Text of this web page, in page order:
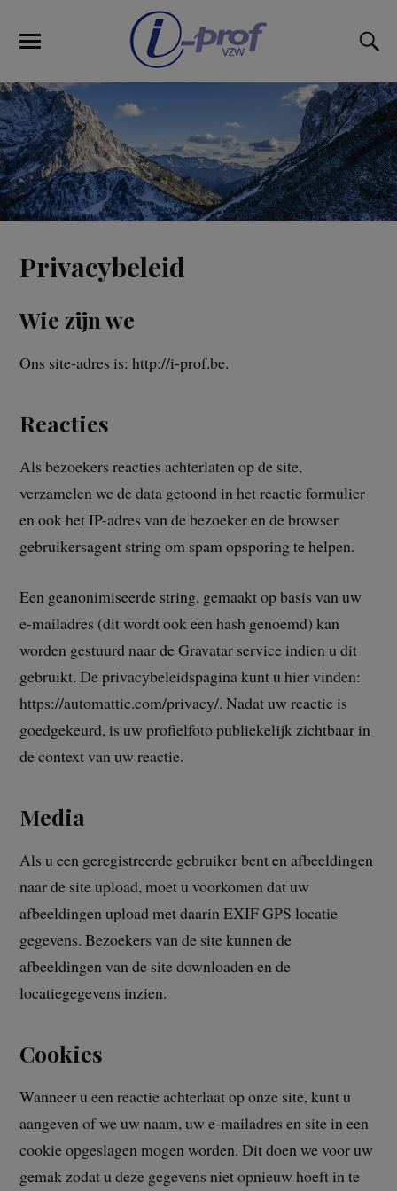
Privacybeleid
Wie zijn we
Ons site-adres is: http://i-prof.be.
Reacties
Als bezoekers reacties achterlaten op de site,
verzamelen we de data getoond in het reactie formulier
en ook het IP-adres van de bezoeker en de browser
gebruikersagent string om spam opsporing te helpen.
Een geanonimiseerde string, gemaakt op basis van uw
e-mailadres (dit wordt ook een hash genoemd) kan
worden gestuurd naar de Gravatar service indien u dit
gebruikt. De privacybeleidspagina kunt u hier vinden:
https://automattic.com/privacy/. Nadat uw reactie is
goedgekeurd, is uw profielfoto publiekelijk zichtbaar in
de context van uw reactie.
Media
Als u een geregistreerde gebruiker bent en afbeeldingen
naar de site upload, moet u voorkomen dat uw
afbeeldingen upload met daarin EXIF GPS locatie
gegevens. Bezoekers van de site kunnen de
afbeeldingen van de site downloaden en de
locatiegegevens inzien.
Cookies
Wanneer u een reactie achterlaat op onze site, kunt u
aangeven of we uw naam, uw e-mailadres en site in een
cookie opgeslagen mogen worden. Dit doen we voor uw
gemak zodat u deze gegevens niet opnieuw hoeft in te